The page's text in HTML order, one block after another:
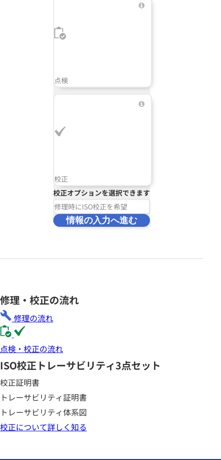
点検
校正
校正オプションを選択できます
修理時にISO校正を希望
情報の入力へ進む
修理・校正の流れ
修理の流れ
点検・校正の流れ
ISO校正 トレーサビリティ3点セット
校正証明書
トレーサビリティ証明書
トレーサビリティ体系図
校正について詳しく知る